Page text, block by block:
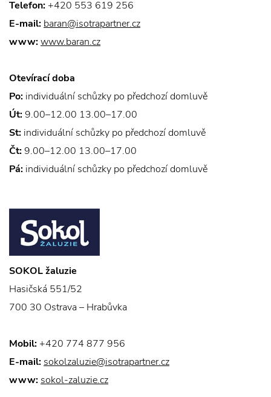
Telefon: +420 553 619 256
E-mail: baran@isotrapartner.cz
www:www.baran.cz
Otevírací doba
Po: individuální schůzky po předchozí domluvě
Út: 9.00–12.00 13.00–17.00
St: individuální schůzky po předchozí domluvě
Čt: 9.00–12.00 13.00–17.00
Pá: individuální schůzky po předchozí domluvě
SOKOL žaluzie
Hasičská 551/52
700 30 Ostrava – Hrabůvka
Mobil: +420 774 877 956
E-mail: sokolzaluzie@isotrapartner.cz
www: sokol-zaluzie.cz